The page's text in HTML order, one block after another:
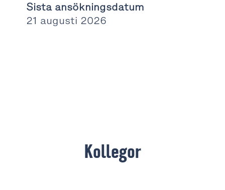
Sista ansökningsdatum
21 augusti 2026
Kollegor